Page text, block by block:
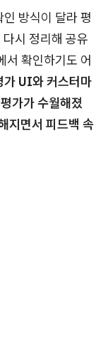
방식이 달라 평
시 정리해 공유
서 확인하기도 어
가 UI와 커스터마
가가 수월해졌
지면서 피드백 속